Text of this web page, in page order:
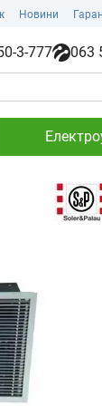
Новини
3-777 063